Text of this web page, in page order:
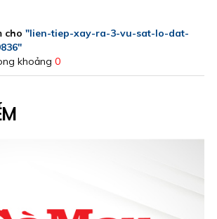
cho "lien-tiep-xay-ra-3-vu-sat-lo-dat-
khoảng 0